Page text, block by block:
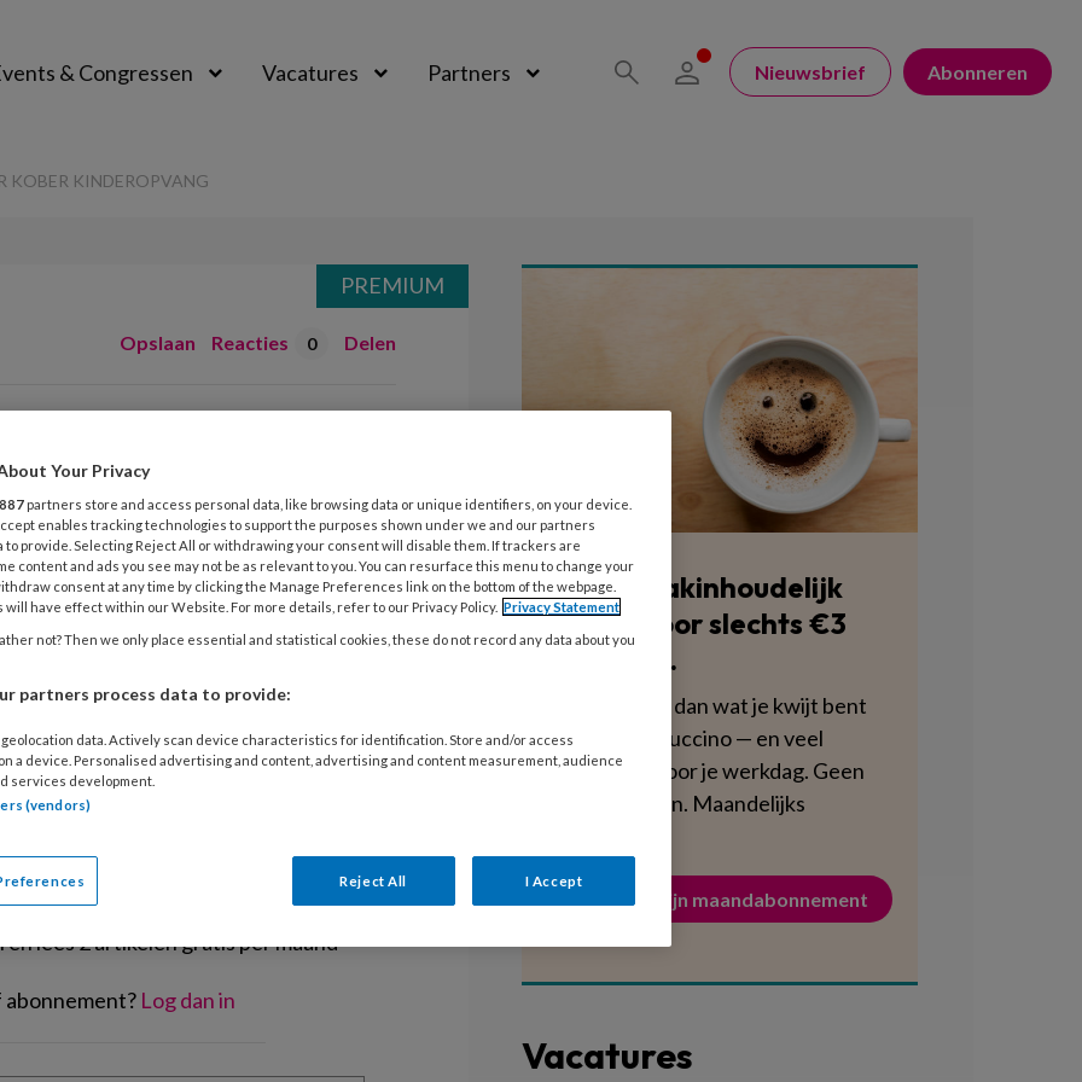
& Congressen Vacatures Partners Nieuwsbrief Abonneren
KOBER KINDEROPVANG
Opslaan Reacties 0 Delen
naar Kober
aan als bestuurder van
over vanuit zijn bestuursfunctie bij
lezen?
lees 2 artikelen gratis per maand
Log dan in
PREMIUM
Blijf vakinhoudelijk
scherp voor slechts €3
per week.
Dat is minder dan wat je kwijt bent
aan een cappuccino — en veel
voedzamer voor je werkdag. Geen
verplichtingen. Maandelijks
Activeer mijn maandabonnement
Vacatures
Your Privacy
887 partners store and access personal data, like browsing data or unique identifiers, on your device.
enables tracking technologies to support the purposes shown under we and our partners
to provide. Selecting Reject All or withdrawing your consent will disable them. If trackers are
content and ads you see may not be as relevant to you. You can resurface this menu to change your
consent at any time by clicking the Manage Preferences link on the bottom of the webpage.
will have effect within our Website. For more details, refer to our Privacy Policy. Privacy Statement
not? Then we only place essential and statistical cookies, these do not record any data about you
partners process data to provide:
data. Actively scan device characteristics for identification. Store and/or access
a device. Personalised advertising and content, advertising and content measurement, audience
services development.
(vendors)
Reject All I Accept